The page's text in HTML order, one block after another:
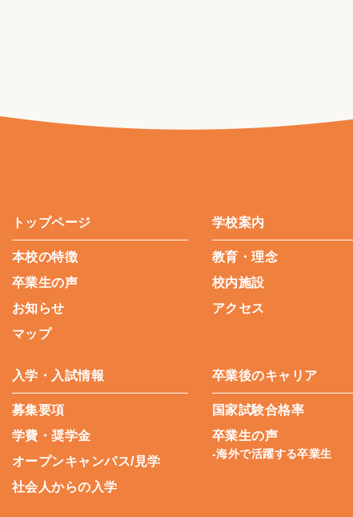
トップページ
本校の特徴
卒業生の声
お知らせ
マップ
学校案内
教育・理念
校内施設
アクセス
入学・入試情報
募集要項
学費・奨学金
オープンキャンパス/見学
社会人からの入学
卒業後のキャリア
国家試験合格率
卒業生の声
-海外で活躍する卒業生